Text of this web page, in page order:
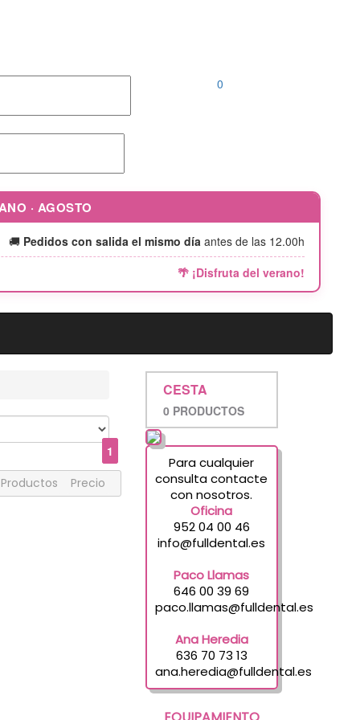
0
· AGOSTO
🚚 Pedidos con salida el mismo día antes de las 12.00h
🌴 ¡Disfruta del verano!
1
Productos Precio
CESTA
0 PRODUCTOS
Para cualquier
consulta contacte
con nosotros.
Oficina
952 04 00 46
info@fulldental.es
Paco Llamas
646 00 39 69
paco.llamas@fulldental.es
Ana Heredia
636 70 73 13
ana.heredia@fulldental.es